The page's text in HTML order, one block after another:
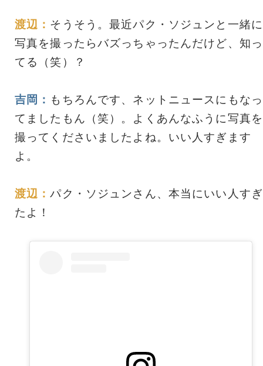
渡辺： そうそう。最近パク・ソジュンと一緒に
写真を撮ったらバズっちゃったんだけど、知っ
てる（笑）？
吉岡： もちろんです、ネットニュースにもなっ
てましたもん（笑）。よくあんなふうに写真を
撮ってくださいましたよね。いい人すぎます
よ。
渡辺：パク・ソジュンさん、本当にいい人すぎ
たよ！